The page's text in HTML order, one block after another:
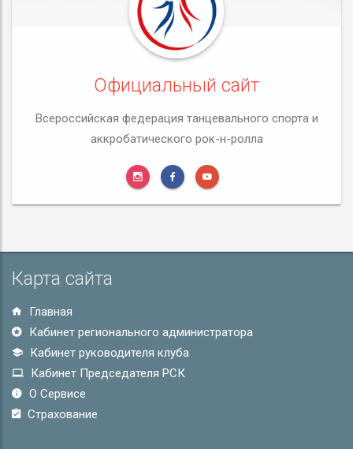
Официальный сайт
Всероссийская федерация танцевального спорта и
аккробатического рок-н-ролла
Карта сайта
Главная
Кабинет регионального администратора
Кабинет руководителя клуба
Кабинет Председателя РСК
О Сервисе
Страхование